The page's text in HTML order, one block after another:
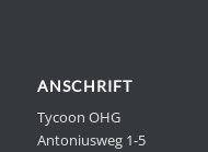
ANSCHRIFT
Tycoon OHG
Antoniusweg 1-5